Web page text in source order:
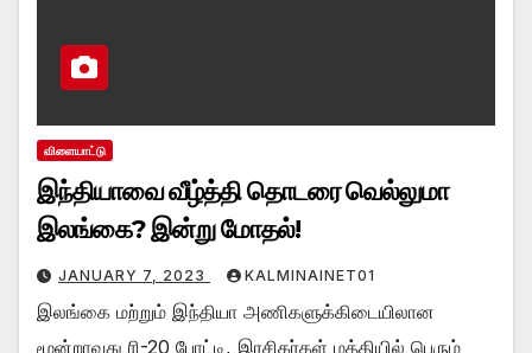
விளையாட்டு
இந்தியாவை வீழ்த்தி தொடரை வெல்லுமா
இலங்கை? இன்று மோதல்!
JANUARY 7, 2023 KALMINAINET01
இலங்கை மற்றும் இந்தியா அணிகளுக்கிடையிலான
மூன்றாவது ரி-20 போட்டி, இரசிகர்கள் மத்தியில் பெரும்